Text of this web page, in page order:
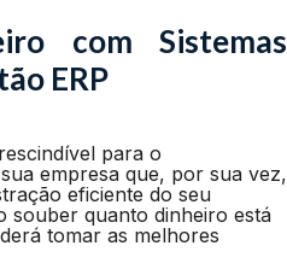
com Sistemas
ERP
para o
empresa que, por sua vez,
eficiente do seu
souber quanto dinheiro está
tomar as melhores